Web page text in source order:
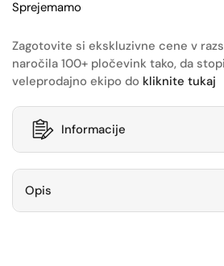
Sprejemamo
Zagotovite si ekskluzivne cene v
naročila 100+ pločevink tako, da
veleprodajno ekipo do kliknite tukaj
Informacije
Opis